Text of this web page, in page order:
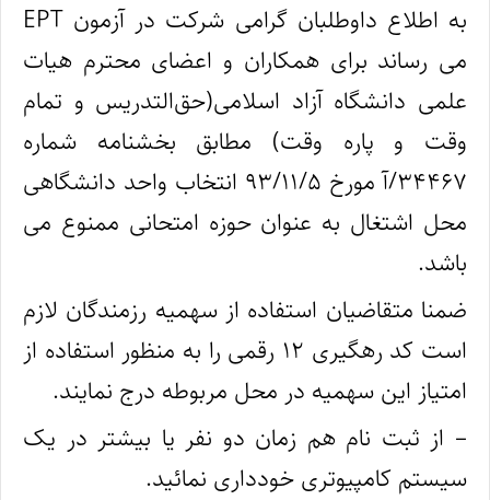
به اطلاع داوطلبان گرامی شرکت در آزمون EPT
می رساند برای همکاران و اعضای محترم هیات
علمی دانشگاه آزاد اسلامی(حق‌التدریس و تمام
وقت و پاره وقت) مطابق بخشنامه شماره
۳۴۴۶۷/آ مورخ ۹۳/۱۱/۵ انتخاب واحد دانشگاهی
محل اشتغال به عنوان حوزه امتحانی ممنوع می
باشد.
ضمنا متقاضیان استفاده از سهمیه رزمندگان لازم
است کد رهگیری ۱۲ رقمی را به منظور استفاده از
امتیاز این سهمیه در محل مربوطه درج نمایند.
– از ثبت نام هم زمان دو نفر یا بیشتر در یک
سیستم کامپیوتری خودداری نمائید.